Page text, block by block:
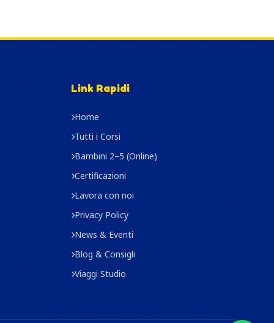
Link Rapidi
Home
Tutti i Corsi
Bambini 2–5 (Online)
Certificazioni
Lavora con noi
Privacy Policy
News & Eventi
Blog & Consigli
Viaggi Studio